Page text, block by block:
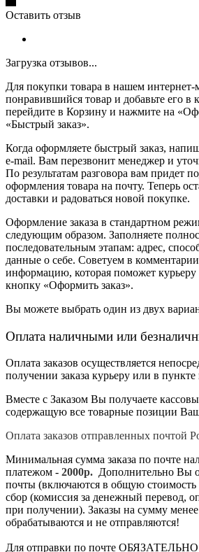
Оставить отзыв
Загрузка отзывов...
Для покупки товара в нашем интернет-
понравившийся товар и добавьте его в
перейдите в Корзину и нажмите на
«Быстрый заказ».
Когда оформляете быстрый заказ,
e-mail. Вам перезвонит менеджер и
По результатам разговора вам придет
оформления товара на почту. Теперь
доставки и радоваться новой покупке.
Оформление заказа в стандартном
следующим образом. Заполняете
последовательным этапам: адрес,
данные о себе. Советуем в комментарии
информацию, которая поможет
кнопку «Оформить заказ».
Вы можете выбрать один из двух
Оплата наличными или
Оплата заказов осуществляется
получении заказа курьеру или в
Вместе с Заказом Вы получаете
содержащую все товарные позиции
Оплата заказов отправленных почтой
Минимальная сумма заказа по почте
платежом - 2000р. Дополнительно Вы
почты (включаются в общую
сбор (комиссия за денежный перевод,
при получении). Заказы на сумму
обрабатываются и не отправляются!
Для отправки по почте ОБЯЗАТЕЛЬНО